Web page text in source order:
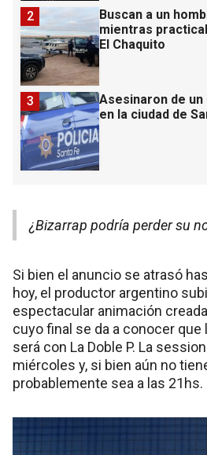
Buscan a un
mientras
El Chaquito
2
Asesinaron de
en la ciudad de
3
¿Bizarrap podría perder su
Si bien el anuncio se atrasó
hoy, el productor argentino
espectacular animación
cuyo final se da a conocer
será con La Doble P. La
miércoles y, si bien aún no
probablemente sea a las 21hs.